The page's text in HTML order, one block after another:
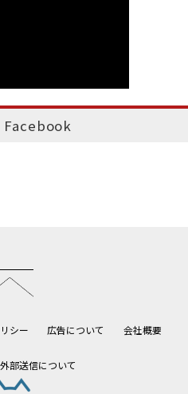
Facebook
シー 広告について 会社概要
部送信について